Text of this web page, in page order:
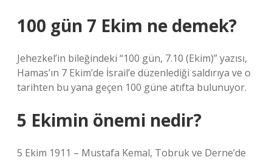
100 gün 7 Ekim ne demek?
Jehezkel’in bileğindeki “100 gün, 7.10 (Ekim)” yazısı,
Hamas’ın 7 Ekim’de İsrail’e düzenlediği saldırıya ve o
tarihten bu yana geçen 100 güne atıfta bulunuyor.
5 Ekimin önemi nedir?
5 Ekim 1911 – Mustafa Kemal, Tobruk ve Derne’de